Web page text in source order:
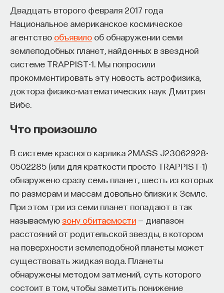
Двадцать второго февраля 2017 года
Национальное американское космическое
агентство объявило об обнаружении семи
землеподобных планет, найденных в звездной
системе TRAPPIST-1. Мы попросили
прокомментировать эту новость астрофизика,
доктора физико-математических наук Дмитрия
Вибе.
Что произошло
В системе красного карлика 2MASS J23062928-
0502285 (или для краткости просто TRAPPIST-1)
обнаружено сразу семь планет, шесть из которых
по размерам и массам довольно близки к Земле.
При этом три из семи планет попадают в так
называемую зону обитаемости — диапазон
расстояний от родительской звезды, в котором
на поверхности землеподобной планеты может
существовать жидкая вода. Планеты
обнаружены методом затмений, суть которого
состоит в том, чтобы заметить понижение
начала».
Слушатели курса убедятся в том, что
философский поиск — это не только каскад
занимательных головоломок, но и набор
инструментов, жизненно необходимых для
современного человека.
Пройдя этот курс, вы:
— Овладеете ключевыми для независимого
воспринимать информацию и логично
и аргументированно доказывать свою точку
зрения.
— Узнаете, как философия отвечает
на основополагающие вопросы человечества: что
такое пространство и что такое время? Что
значит мыслить и что представляет собой наше
сознание? Реальна ли реальность и откуда
мы знаем то, что знаем? Существует ли в мире
свобода?